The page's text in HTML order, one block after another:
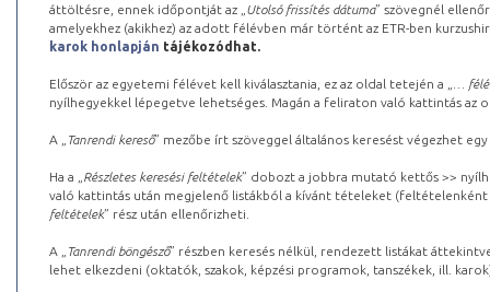
áttöltésre, ennek időpontját az „ Utolsó frissítés dátuma” szövegnél
amelyekhez (akikhez) az adott félévben már történt az ETR-ben
karok honlapján tájékozódhat.
Először az egyetemi félévet kell kiválasztania, ez az oldal tetején a „
…
nyílhegyekkel lépegetve lehetséges. Magán a feliraton való kattintás az
A „ Tanrendi kereső” mezőbe írt szöveggel általános keresést végezhet
Ha a „ Részletes keresési feltételek” dobozt a jobbra mutató kettős >>
való kattintás után megjelenő listákból a kívánt tételeket (feltételenként
feltételek” rész után ellenőrizheti.
A „ Tanrendi böngésző” részben keresés nélkül, rendezett listákat
lehet elkezdeni (oktatók, szakok, képzési programok, tanszékek, ill.